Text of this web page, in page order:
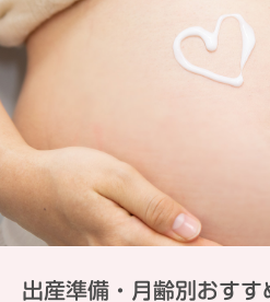
出産準備・月齢別おすす